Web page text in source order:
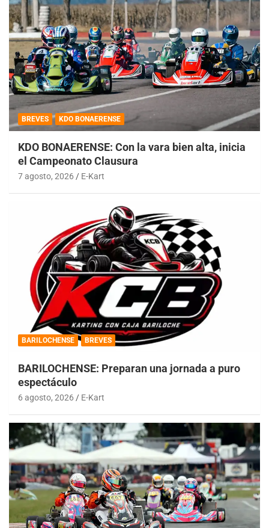
BREVES KDO BONAERENSE
KDO BONAERENSE: Con la vara bien alta, inicia
el Campeonato Clausura
7 agosto, 2026 E-Kart
BARILOCHENSE BREVES
BARILOCHENSE: Preparan una jornada a puro
espectáculo
6 agosto, 2026 E-Kart